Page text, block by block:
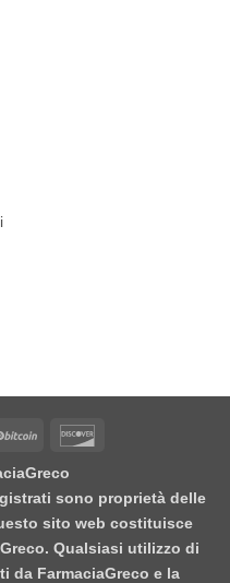
BitCoin
sono proprietà delle
sito web costituisce
Qualsiasi utilizzo di
da FarmaciaGreco e la